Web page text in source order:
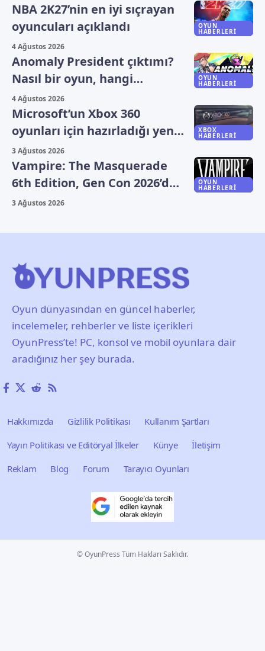
OYUN
HABERLERI
NBA 2K27’nin en iyi sıçrayan
oyuncuları açıklandı
4 Ağustos 2026
OYUN
HABERLERI
Anomaly President çıktımı?
Nasıl bir oyun, hangi
platformlarda oynanıyor?
4 Ağustos 2026
XBOX
HABERLERI
Microsoft’un Xbox 360
oyunları için hazırladığı yeni
plan sızdı
3 Ağustos 2026
OYUN
HABERLERI
Vampire: The Masquerade
6th Edition, Gen Con 2026’da
duyuruldu
3 Ağustos 2026
Oyun dünyasından en güncel haberler,
incelemeler, rehberler ve liste içerikleri
OyunPress’te! PC, konsol ve mobil oyunlara dair
aradığınız her şey burada.
Hakkımızda Gizlilik Politikası
Kullanım Şartları
Yayın Politikası ve Editöryal İlkeler
Künye
İletişim
Reklam
Blog Forum Tarayıcı Oyunları
© OyunPress Tüm Hakları Saklıdır.